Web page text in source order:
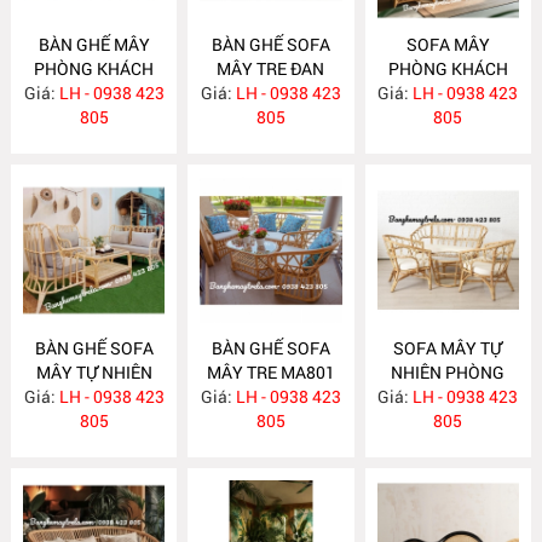
BÀN GHẾ MÂY
PHÒNG KHÁCH
NHỎ GỌN MA814
Giá: LH - 0938 423
805
BÀN GHẾ SOFA
MÂY TRE ĐAN
MA813
Giá: LH - 0938 423
805
SOFA MÂY
PHÒNG KHÁCH
MA812
Giá: LH - 0938 423
805
BÀN GHẾ SOFA
MÂY TỰ NHIÊN
PHÒNG KHÁCH
MA811
Giá: LH - 0938 423
805
BÀN GHẾ SOFA
MÂY TRE MA801
Giá: LH - 0938 423
805
SOFA MÂY TỰ
NHIÊN PHÒNG
KHÁCH MA800
Giá: LH - 0938 423
805